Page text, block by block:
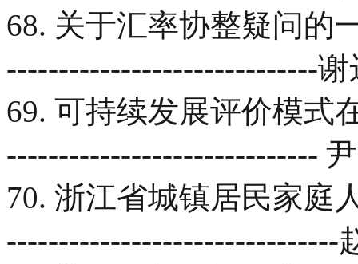
68. 关于汇率协整疑问的
------------------------------
69. 可持续发展评价模式
------------------------------
70. 浙江省城镇居民家庭
--------------------------------